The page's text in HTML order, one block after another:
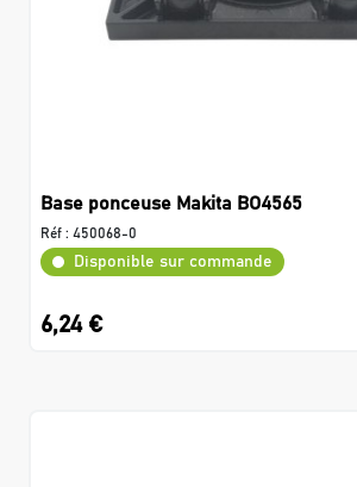
Base ponceuse Makita BO4565
Réf : 450068-0
Disponible sur commande
6,24 €